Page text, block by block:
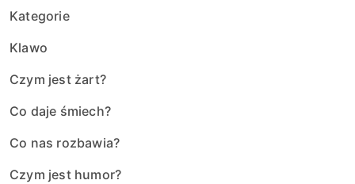
Kategorie
Klawo
Czym jest żart?
Co daje śmiech?
Co nas rozbawia?
Czym jest humor?